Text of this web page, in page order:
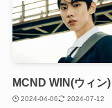
MCND WIN(ウィン)
2024-04-06
2024-07-12